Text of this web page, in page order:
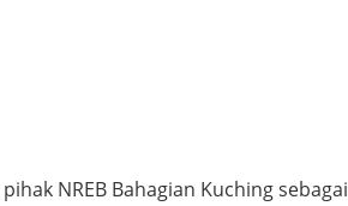
NREB Bahagian Kuching